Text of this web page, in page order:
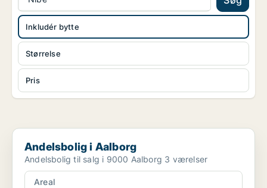
Størrelse
Pris
Inkludér bytte
Andelsbolig i Aalborg
Andelsbolig i Aalborg
Andelsbolig til salg i 9000 Aalborg 3 værelser
Areal